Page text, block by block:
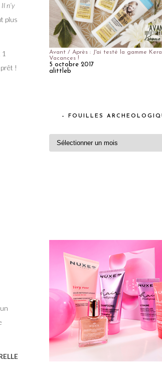
Il n’y
plus
!
Avant / Après : J'ai testé la gamme
Vacances !
5 octobre 2017
alittleb
– FOUILLES